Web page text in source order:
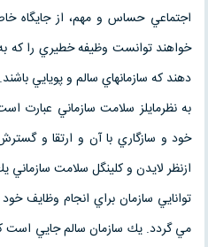
اجتماعي حساس و مهم، از جايگاه
خواهند توانست وظيفه خطيري را كه
دهند كه سازمانهاي سالم و پويايي باشند.
به نظرمايلز سلامت سازماني عبارت
خود و سازگاري با آن و ارتقا و
ازنظر لايدن و كلينگل سلامت
توانايي سازمان براي انجام وظايف
مي گردد. يك سازمان سالم جايي است